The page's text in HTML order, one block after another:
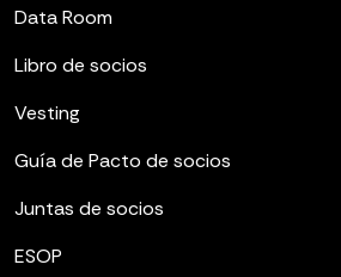
Data Room
Libro de socios
Vesting
Guía de Pacto de socios
Juntas de socios
ESOP